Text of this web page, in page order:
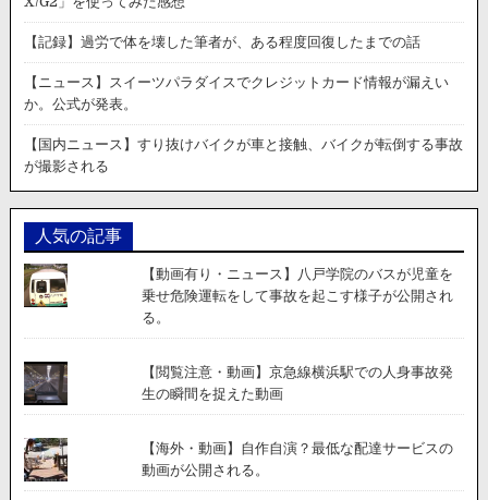
【記録】過労で体を壊した筆者が、ある程度回復したまでの話
【ニュース】スイーツパラダイスでクレジットカード情報が漏えい
か。公式が発表。
【国内ニュース】すり抜けバイクが車と接触、バイクが転倒する事故
が撮影される
人気の記事
【動画有り・ニュース】八戸学院のバスが児童を
乗せ危険運転をして事故を起こす様子が公開され
る。
【閲覧注意・動画】京急線横浜駅での人身事故発
生の瞬間を捉えた動画
【海外・動画】自作自演？最低な配達サービスの
動画が公開される。